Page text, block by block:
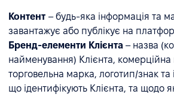
Контент – будь-яка інформація та
завантажує або публікує на
Бренд-елементи Клієнта – назва
найменування) Клієнта, комерційна
торговельна марка, логотип/знак та
що ідентифікують Клієнта, та щодо